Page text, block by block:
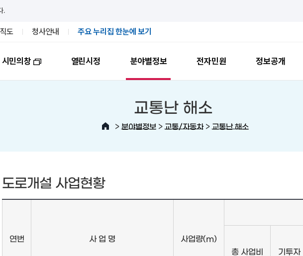
.
도 청사안내 주요 누리집 한눈에 보기
시민의창 열린시정 분야별정보 전자민원 정보공개
교통난 해소
> 분야별정보 > 교통/자동차> 교통난 해소
도로개설 사업현황
연번 사 업 명 사업량(m)
총 사업비 기투자